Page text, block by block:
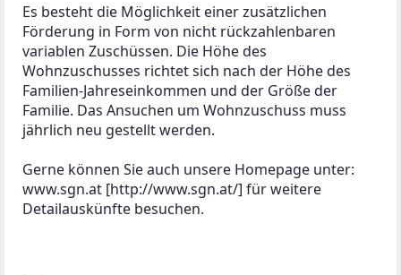
Es besteht die Möglichkeit einer zusätzlichen
Förderung in Form von nicht rückzahlenbaren
variablen Zuschüssen. Die Höhe des
Wohnzuschusses richtet sich nach der Höhe des
Familien-Jahreseinkommen und der Größe der
Familie. Das Ansuchen um Wohnzuschuss muss
jährlich neu gestellt werden.
Gerne können Sie auch unsere Homepage unter:
www.sgn.at [http://www.sgn.at/] für weitere
Detailauskünfte besuchen.